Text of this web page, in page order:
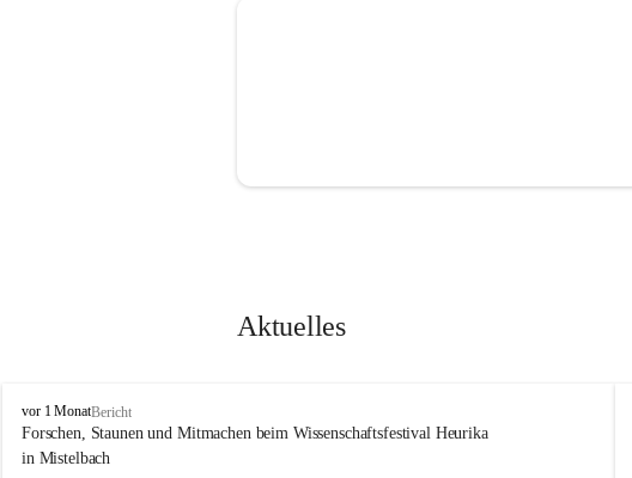
Aktuelles
V
o
l
vor 1 MonatBericht
Forschen, Staunen und Mitmachen beim Wissenschaftsfestival Heurika
in Mistelbach